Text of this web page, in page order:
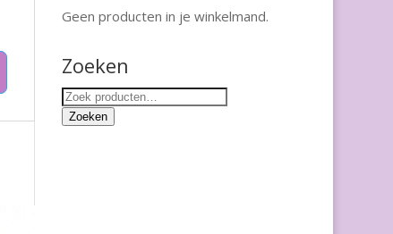
Geen producten in je winkelmand.
Zoeken
Zoeken
naar:
Zoeken